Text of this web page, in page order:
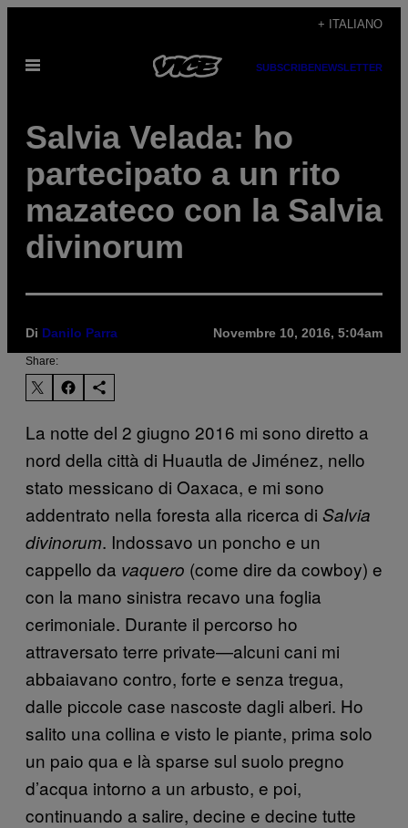
contenuto
+ ITALIANO
Apri
SUBSCRIBENEWSLETTER
Salvia Velada: ho
partecipato a un rito
mazateco con la Salvia
divinorum
Di Danilo Parra Novembre 10, 2016, 5:04am
Share:
La notte del 2 giugno 2016 mi sono diretto a
nord della città di Huautla de Jiménez, nello
stato messicano di Oaxaca, e mi sono
addentrato nella foresta alla ricerca di Salvia
divinorum. Indossavo un poncho e un
cappello da vaquero (come dire da cowboy) e
con la mano sinistra recavo una foglia
cerimoniale. Durante il percorso ho
attraversato terre private—alcuni cani mi
abbaiavano contro, forte e senza tregua,
dalle piccole case nascoste dagli alberi. Ho
salito una collina e visto le piante, prima solo
un paio qua e là sparse sul suolo pregno
d’acqua intorno a un arbusto, e poi,
continuando a salire, decine e decine tutte